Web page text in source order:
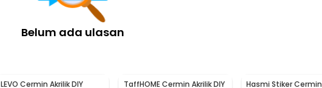
Belum ada ulasan
LEVO Cermin Akrilik DIY
TaffHOME Cermin Akrilik DIY
Hasmi Stiker Cermin